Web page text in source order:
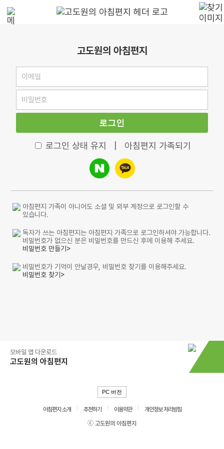
고도원의 아침편지
로그인
로그인 상태 유지 아침편지 가족되기
아침편지 가족이 아니어도 소셜 및 외부 계정으로 로그인할 수
있습니다.
독자가 쓰는 아침편지는 아침편지 가족으로 로그인하셔야 가능합니다.
비밀번호가 없으신 분은 비밀번호를 만드신 후에 이용해 주세요.
비밀번호 만들기>
비밀번호가 기억이 안날경우, 비밀번호 찾기를 이용해주세요.
비밀번호 찾기>
모바일 앱 다운로드
고도원의 아침편지
PC 버전
아침편지 소개 추천하기 이용약관
개인정보 처리방침
ⓒ 고도원의 아침편지